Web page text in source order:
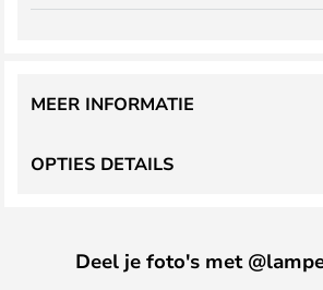
OPTIES DETAILS
MEER INFORMATIE
Deel je foto's met